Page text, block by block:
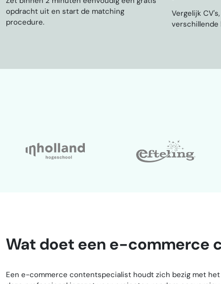
AI Content creation
Short form content
opdracht uit en start de matching
procedure.
Vergelijk
verschillende
Wat doet een e-commerce
Een e-commerce contentspecialist houdt zich bezig met